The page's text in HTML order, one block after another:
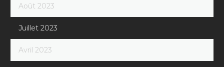
Août 2023
Juillet 2023
Avril 2023